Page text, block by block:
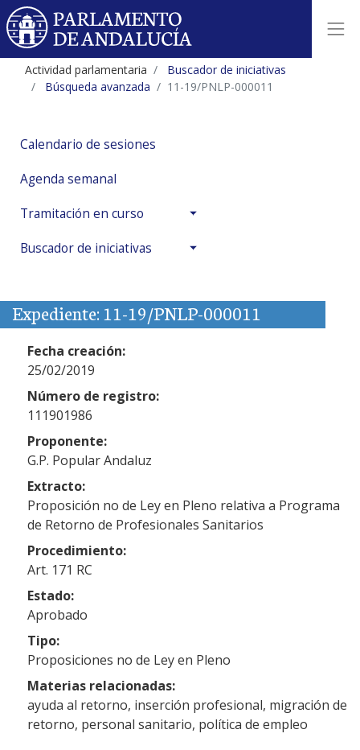
Actividad parlamentaria
Buscador de iniciativas
Búsqueda avanzada
11-19/PNLP-000011
Calendario de sesiones
Agenda semanal
Tramitación en curso
Buscador de iniciativas
Expediente: 11-19/PNLP-000011
Fecha creación:
25/02/2019
Número de registro:
111901986
Proponente:
G.P. Popular Andaluz
Extracto:
Proposición no de Ley en Pleno relativa a Programa
de Retorno de Profesionales Sanitarios
Procedimiento:
Art. 171 RC
Estado:
Aprobado
Tipo:
Proposiciones no de Ley en Pleno
Materias relacionadas:
ayuda al retorno, inserción profesional, migración de
retorno, personal sanitario, política de empleo